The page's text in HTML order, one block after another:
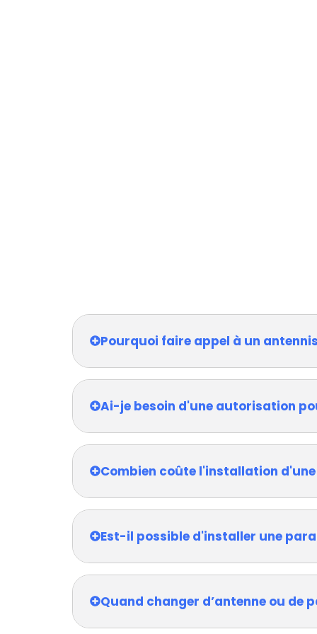
Pourquoi faire appel à un
Ai-je besoin d'une autorisation
Combien coûte l'installation d'une
Est-il possible d'installer une
Quand changer d’antenne ou de